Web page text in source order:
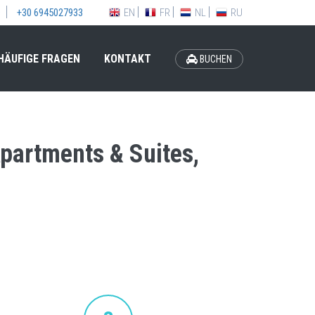
+30 6945027933 EN FR NL RU
FRAGEN KONTAKT BUCHEN
& Suites,